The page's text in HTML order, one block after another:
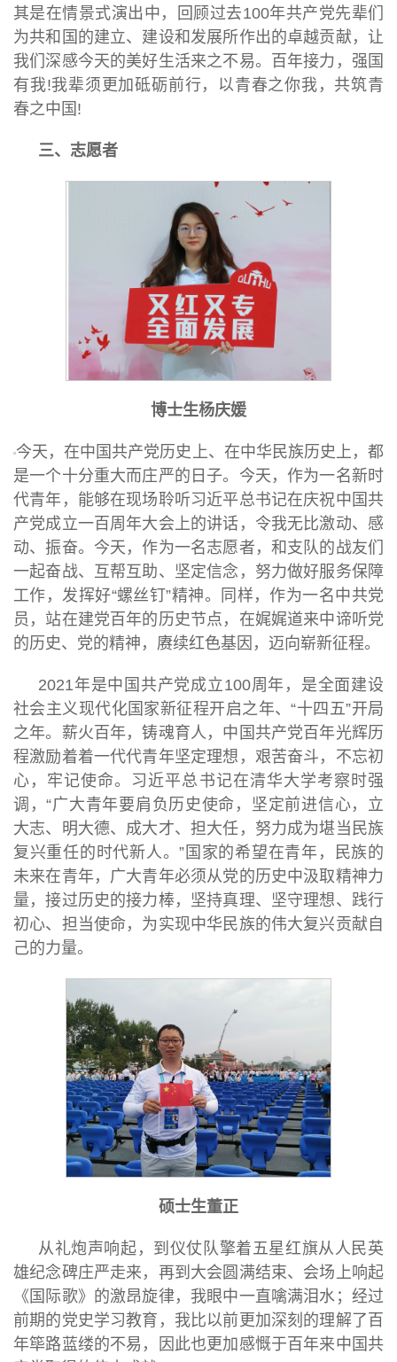
其是在情景式演出中，回顾过去100年共产党先辈们
为共和国的建立、建设和发展所作出的卓越贡献，让
我们深感今天的美好生活来之不易。百年接力，强国
有我!我辈须更加砥砺前行，以青春之你我，共筑青
春之中国!
三、志愿者
博士生杨庆媛
今天，在中国共产党历史上、在中华民族历史上，都
是一个十分重大而庄严的日子。今天，作为一名新时
代青年，能够在现场聆听习近平总书记在庆祝中国共
产党成立一百周年大会上的讲话，令我无比激动、感
动、振奋。今天，作为一名志愿者，和支队的战友们
一起奋战、互帮互助、坚定信念，努力做好服务保障
工作，发挥好“螺丝钉”精神。同样，作为一名中共党
员，站在建党百年的历史节点，在娓娓道来中谛听党
的历史、党的精神，赓续红色基因，迈向崭新征程。
2021年是中国共产党成立100周年，是全面建设
社会主义现代化国家新征程开启之年、“十四五”开局
之年。薪火百年，铸魂育人，中国共产党百年光辉历
程激励着着一代代青年坚定理想，艰苦奋斗，不忘初
心，牢记使命。习近平总书记在清华大学考察时强
调，“广大青年要肩负历史使命，坚定前进信心，立
大志、明大德、成大才、担大任，努力成为堪当民族
复兴重任的时代新人。”国家的希望在青年，民族的
未来在青年，广大青年必须从党的历史中汲取精神力
量，接过历史的接力棒，坚持真理、坚守理想、践行
初心、担当使命，为实现中华民族的伟大复兴贡献自
己的力量。
硕士生董正
从礼炮声响起，到仪仗队擎着五星红旗从人民英
雄纪念碑庄严走来，再到大会圆满结束、会场上响起
《国际歌》的激昂旋律，我眼中一直噙满泪水；经过
前期的党史学习教育，我比以前更加深刻的理解了百
年筚路蓝缕的不易，因此也更加感慨于百年来中国共